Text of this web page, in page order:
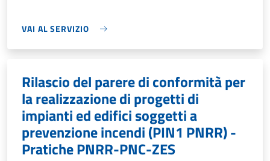
VAI AL SERVIZIO
Rilascio del parere di conformità per
la realizzazione di progetti di
impianti ed edifici soggetti a
prevenzione incendi (PIN1 PNRR) -
Pratiche PNRR-PNC-ZES